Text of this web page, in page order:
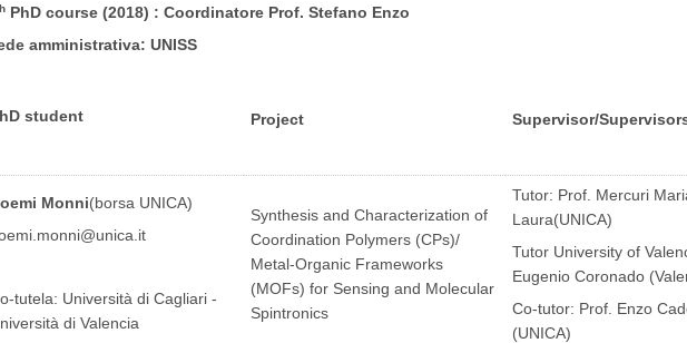
PhD course (2018) : Coordinatore Prof. Stefano Enzo
amministrativa: UNISS
student Project Supervisor/
Monni(borsa UNICA)
tutela: Università di Cagliari -
di Valencia
Synthesis and Characterization of
Coordination Polymers (CPs)/
Metal-Organic Frameworks
(MOFs) for Sensing and Molecular
Spintronics
Tutor: Prof. Mercuri
Laura(UNICA)
Tutor University of
Eugenio Coronado
Co-tutor: Prof. Enzo
(UNICA)